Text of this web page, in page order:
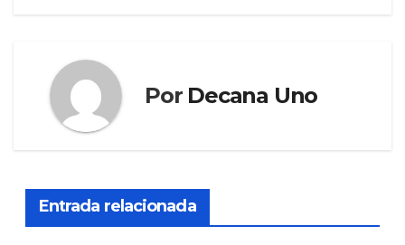
Por Decana Uno
Entrada relacionada